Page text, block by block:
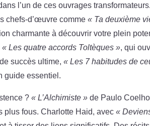
l’un de ces ouvrages
chefs-d’œuvre comme« Ta deuxième
charmante à découvrir votre plein
« Les quatre accords Toltèques », qui
succès ultime,« Les 7 habitudes de
guide essentiel.
?« L’Alchimiste » de Paulo
plus fous. Charlotte Haid, avec«